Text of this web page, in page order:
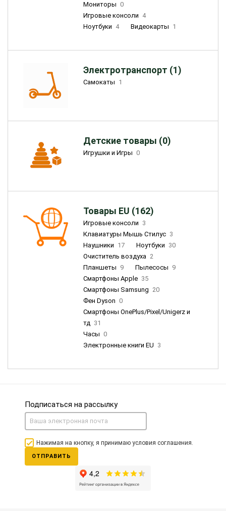
Мониторы 0
Игровые консоли 4
Ноутбуки 4 Видеокарты 1
Электротранспорт (1)
Самокаты 1
Детские товары (0)
Игрушки и Игры 0
Товары EU (162)
Игровые консоли 3
Клавиатуры Мышь Стилус 3
Наушники 17 Ноутбуки 30
Очиститель воздуха 2
Планшеты 9 Пылесосы 9
Смартфоны Apple 35
Смартфоны Samsung 20
Фен Dyson 0
Смартфоны OnePlus/Pixel/Unigerz и
тд 31
Часы 0
Электронные книги EU 3
Подписаться на рассылку
Нажимая на кнопку, я принимаю условия соглашения.
ОТПРАВИТЬ